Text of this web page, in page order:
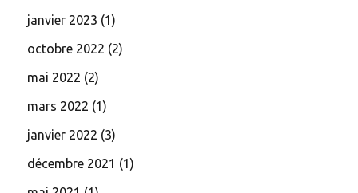
janvier 2023 (1)
octobre 2022 (2)
mai 2022 (2)
mars 2022 (1)
janvier 2022 (3)
décembre 2021 (1)